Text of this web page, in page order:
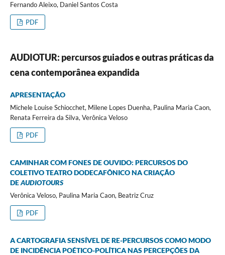
Fernando Aleixo, Daniel Santos Costa
PDF
AUDIOTUR: percursos guiados e outras práticas da
cena contemporânea expandida
APRESENTAÇÃO
Michele Louise Schiocchet, Milene Lopes Duenha, Paulina Maria Caon,
Renata Ferreira da Silva, Verônica Veloso
PDF
CAMINHAR COM FONES DE OUVIDO: PERCURSOS DO
COLETIVO TEATRO DODECAFÔNICO NA CRIAÇÃO
DEAUDIOTOURS
Verônica Veloso, Paulina Maria Caon, Beatriz Cruz
PDF
A CARTOGRAFIA SENSÍVEL DE RE-PERCURSOS COMO MODO
DE INCIDÊNCIA POÉTICO-POLÍTICA NAS PERCEPÇÕES DA